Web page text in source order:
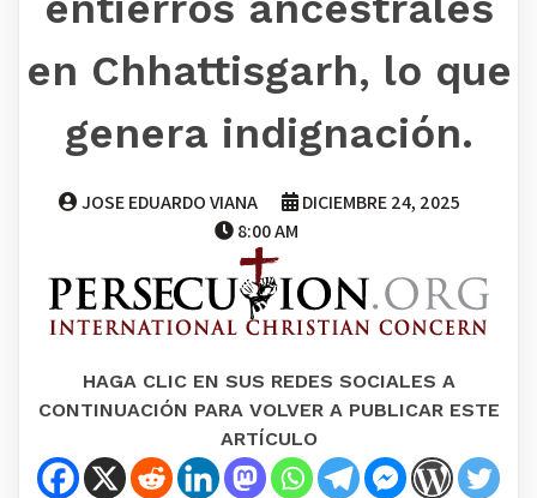
en Chhattisgarh, lo que
genera indignación.
JOSE EDUARDO VIANA
DICIEMBRE 24, 2025
8:00 AM
HAGA CLIC EN SUS REDES SOCIALES A
CONTINUACIÓN PARA VOLVER A PUBLICAR ESTE
ARTÍCULO